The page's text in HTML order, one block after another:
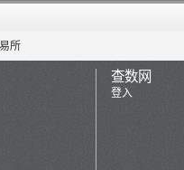
所
查数网
登入